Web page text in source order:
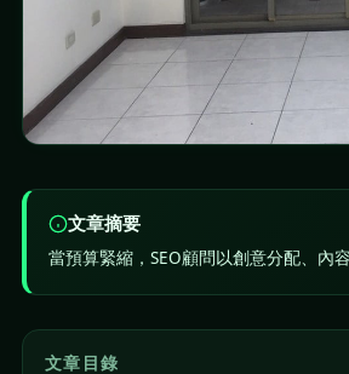
文章摘要
當預算緊縮，SEO顧問以創意分配、內
文章目錄